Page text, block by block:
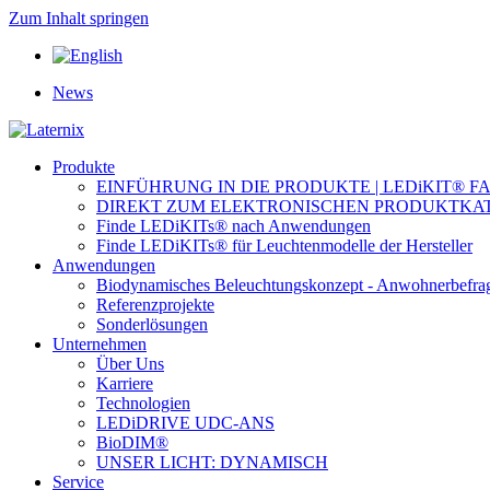
Zum Inhalt springen
News
Produkte
EINFÜHRUNG IN DIE PRODUKTE | LEDiKIT®
DIREKT ZUM ELEKTRONISCHEN
Finde LEDiKITs® nach Anwendungen
Finde LEDiKITs® für Leuchtenmodelle der Hersteller
Anwendungen
Biodynamisches Beleuchtungskonzept -
Referenzprojekte
Sonderlösungen
Unternehmen
Über Uns
Karriere
Technologien
LEDiDRIVE UDC-ANS
BioDIM®
UNSER LICHT: DYNAMISCH
Service